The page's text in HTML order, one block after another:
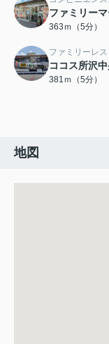
ファミリー
363ｍ（5分）
ファミリーレ
ココス所沢
381ｍ（5分）
地図